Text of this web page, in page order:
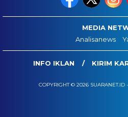
MEDIA
Analisanews
INFO IKLAN KIRIM
COPYRIGHT © 2026 SUARANET.ID